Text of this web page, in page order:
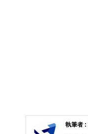
執筆者